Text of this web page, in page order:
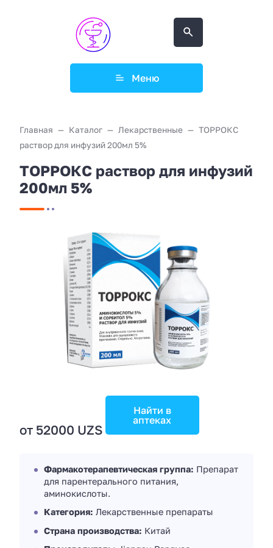
Меню
Главная Каталог Лекарственные
ТОРРОКС
раствор для инфузий 200мл 5%
ТОРРОКС раствор для инфузий
200мл 5%
от 52000 UZS
Найти в
аптеках
Фармакотерапевтическая группа: Препарат
для парентерального питания,
аминокислоты.
Категория: Лекарственные препараты
Страна производства: Китай